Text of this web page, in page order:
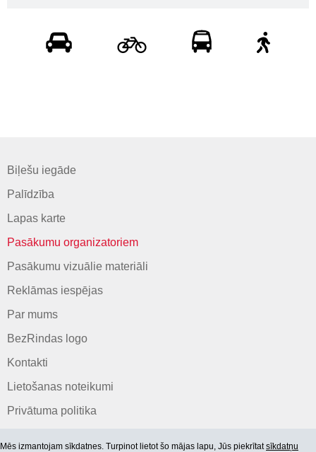
Biļešu iegāde
Palīdzība
Lapas karte
Pasākumu organizatoriem
Pasākumu vizuālie materiāli
Reklāmas iespējas
Par mums
BezRindas logo
Kontakti
Lietošanas noteikumi
Privātuma politika
Mēs izmantojam sīkdatnes. Turpinot lietot šo mājas lapu, Jūs piekrītatsīkdatņu